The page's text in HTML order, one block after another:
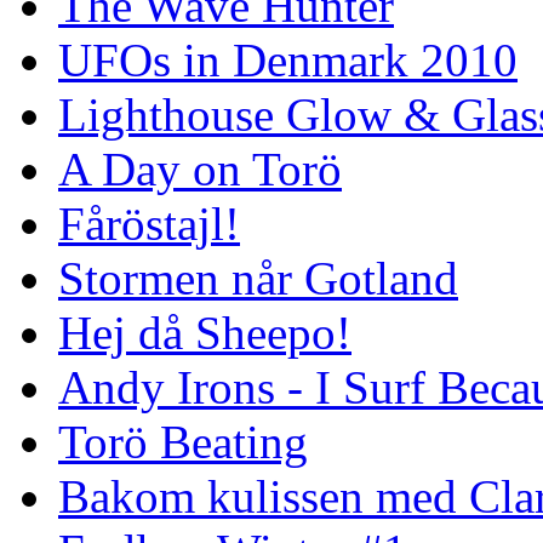
UFOs in Denmark 2010
Lighthouse Glow &
A Day on Torö
Fåröstajl!
Stormen når Gotland
Hej då Sheepo!
Andy Irons - I Surf
Torö Beating
Bakom kulissen med